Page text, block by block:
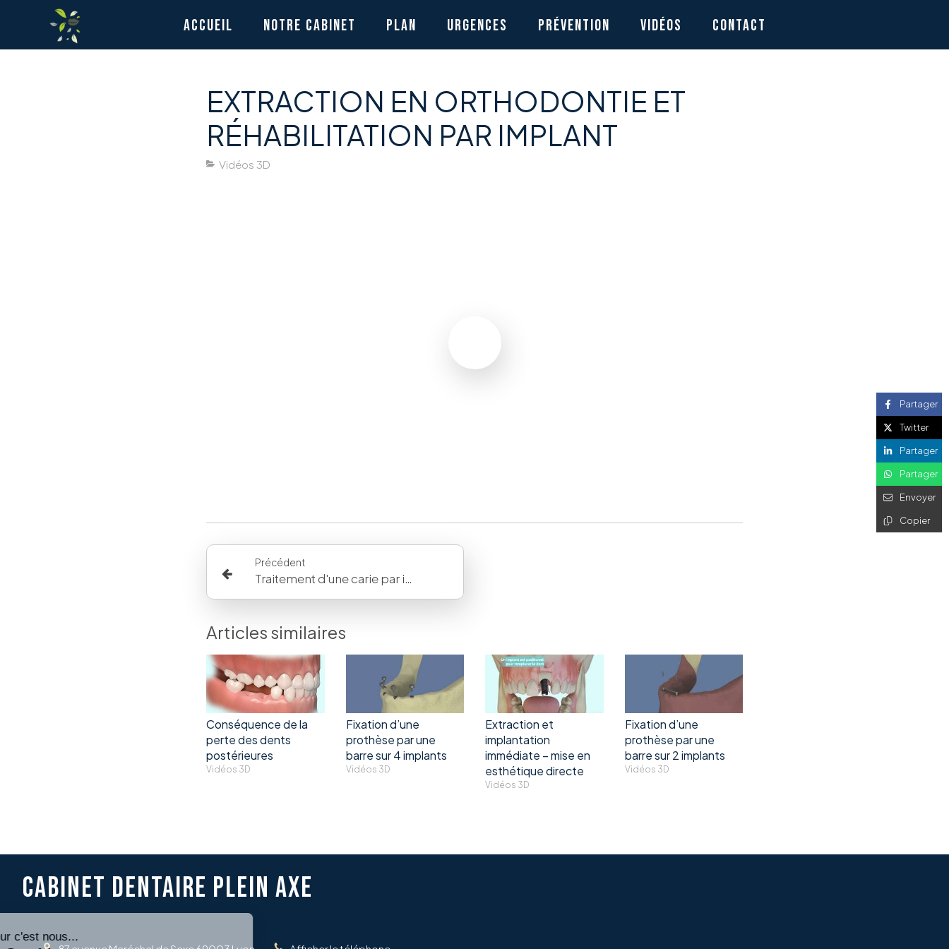
ACCUEIL NOTRE CABINET PLAN URGENCES PRÉVENTION VIDÉOS CONTACT
EXTRACTION EN ORTHODONTIE ET
RÉHABILITATION PAR IMPLANT
Vidéos 3D
Précédent
Traitement d'une carie par inlay/onlay
Articles similaires
Conséquence de la
perte des dents
postérieures
Vidéos 3D
Fixation d’une
prothèse par une
barre sur 4 implants
Vidéos 3D
Extraction et
implantation
immédiate – mise en
esthétique directe
Vidéos 3D
Fixation d’une
prothèse par une
barre sur 2 implants
Vidéos 3D
Partager
Twitter
Partager
Partager
Envoyer
Copier
CABINET DENTAIRE PLEIN AXE